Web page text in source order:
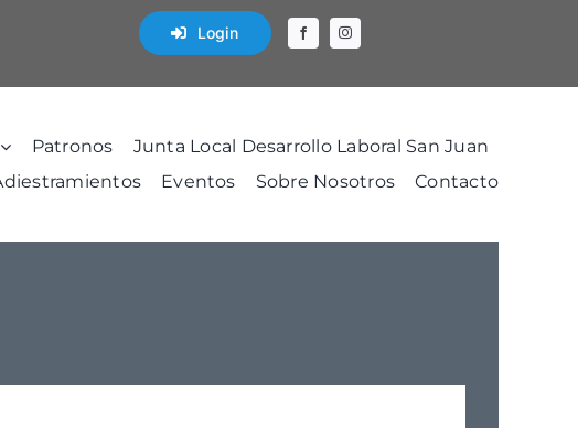
Login
Patronos
Junta Local Desarrollo Laboral San Juan
Eventos Sobre Nosotros Contacto